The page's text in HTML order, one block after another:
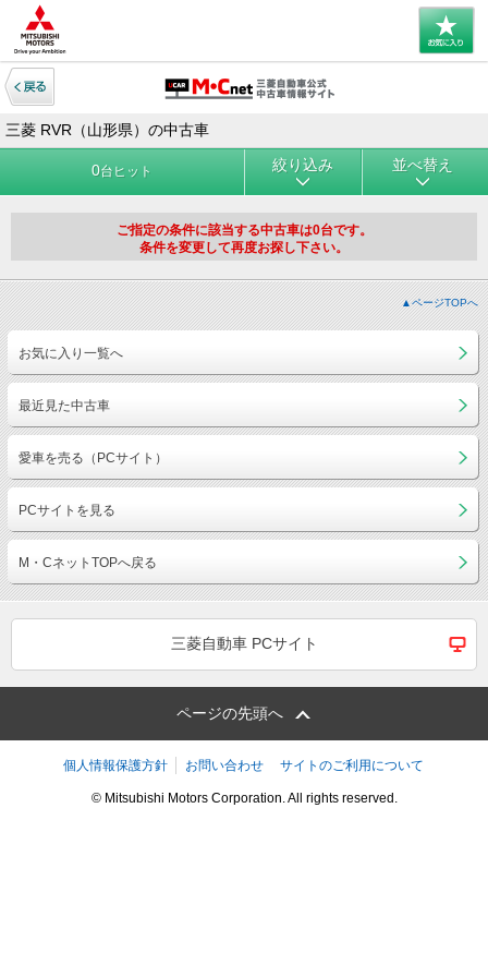
三菱 RVR（山形県）の中古車
0台ヒット 絞り込み 並べ替え
ご指定の条件に該当する中古車は0台です。
条件を変更して再度お探し下さい。
▲ページTOPへ
お気に入り一覧へ
最近見た中古車
愛車を売る（PCサイト）
PCサイトを見る
M・CネットTOPへ戻る
三菱自動車 PCサイト
ページの先頭へ
個人情報保護方針 お問い合わせ サイトのご利用について
© Mitsubishi Motors Corporation. All rights reserved.